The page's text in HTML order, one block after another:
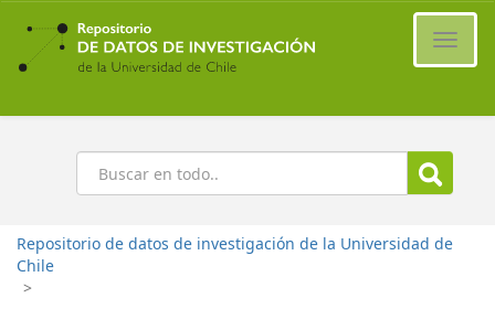
Ir
contenido
principal
Buscar
Repositorio de datos de investigación de la Universidad de
Chile
>